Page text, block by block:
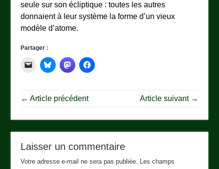
seule sur son écliptique : toutes les autres
donnaient à leur système la forme d’un vieux
modèle d’atome.
Partager :
← Article précédent Article suivant →
Laisser un commentaire
Votre adresse e-mail ne sera pas publiée. Les champs